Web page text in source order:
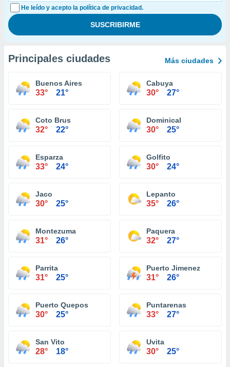
He leído y acepto la política de privacidad.
Principales ciudades Más ciudades
Buenos Aires
33° 21°
Cabuya
30° 27°
Coto Brus
32° 22°
Dominical
30° 25°
Esparza
33° 24°
Golfito
30° 24°
Jaco
30° 25°
Lepanto
35° 26°
Montezuma
31° 26°
Paquera
32° 27°
Parrita
31° 25°
Puerto Jimenez
31° 26°
Puerto Quepos
30° 25°
Puntarenas
33° 27°
San Vito
28° 18°
Uvita
30° 25°